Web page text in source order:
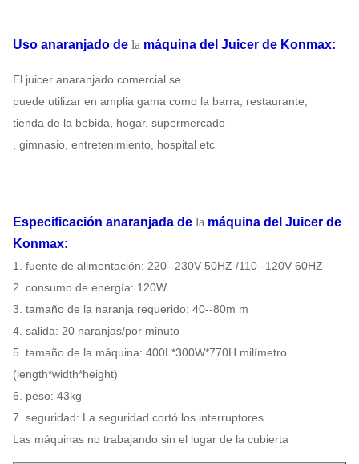
Uso anaranjado de la máquina del Juicer de Konmax:
El juicer anaranjado comercial se
puede utilizar en amplia gama como la barra, restaurante,
tienda de la bebida, hogar, supermercado
, gimnasio, entretenimiento, hospital etc
Especificación anaranjada de la máquina del Juicer de
Konmax:
1. fuente de alimentación: 220--230V 50HZ /110--120V 60HZ
2. consumo de energía: 120W
3. tamaño de la naranja requerido: 40--80m m
4. salida: 20 naranjas/por minuto
5. tamaño de la máquina: 400L*300W*770H milímetro
(length*width*height)
6. peso: 43kg
7. seguridad: La seguridad cortó los interruptores
Las máquinas no trabajando sin el lugar de la cubierta